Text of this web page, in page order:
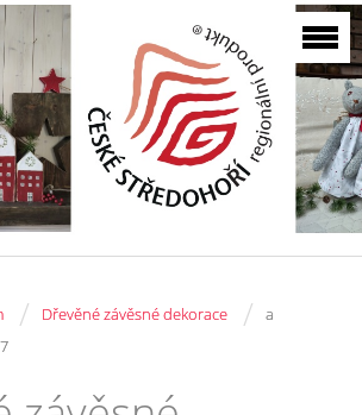
/ Dřevěné závěsné dekorace /
a